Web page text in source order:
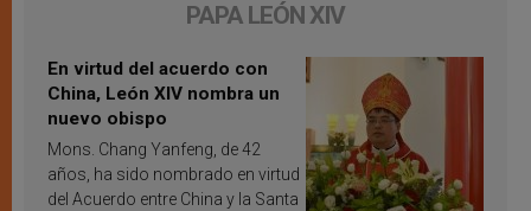
PAPA LEÓN XIV
En virtud del acuerdo con
China, León XIV nombra un
nuevo obispo
Mons. Chang Yanfeng, de 42
años, ha sido nombrado en virtud
del Acuerdo entre China y la Santa